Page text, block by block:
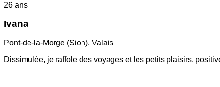
26 ans
Ivana
Pont-de-la-Morge (Sion), Valais
Dissimulée, je raffole des voyages et les petits plaisirs,